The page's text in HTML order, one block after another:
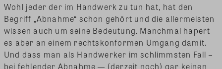
Wohl jeder der im Handwerk zu tun hat, hat den
Begriff „Abnahme“ schon gehört und die allermeisten
wissen auch um seine Bedeutung. Manchmal hapert
es aber an einem rechtskonformen Umgang damit.
Und dass man als Handwerker im schlimmsten Fall –
bei fehlender Abnahme — (derzeit noch) gar keinen